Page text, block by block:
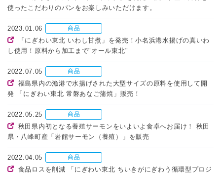
使ったこだわりのパンをお楽しみいただけます。
2023.01.06 商品
「にぎわい東北 いわし甘煮」を発売！小名浜港水揚げの真いわ
し使用！原料から加工まで"オール東北"
2022.07.05 商品
福島県内の漁港で水揚げされた大型サイズの原料を使用して開
発 「にぎわい東北 常磐あなご蒲焼」販売！
2022.05.25 商品
秋田県内初となる養殖サーモンをいよいよ食卓へお届け！ 秋田
県・八峰町産「岩館サーモン（養殖）」を販売
2022.04.05 商品
食品ロスを削減 「にぎわい東北 ちいきがにぎわう循環型プロジ